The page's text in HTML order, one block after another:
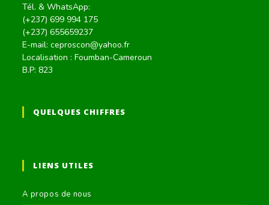
Tél. & WhatsApp:
(+237) 699 994 175
(+237) 655659237
E-mail: ceproscon@yahoo.fr
Localisation : Foumban-Cameroun
B.P: 823
QUELQUES CHIFFRES
LIENS UTILES
A propos de nous